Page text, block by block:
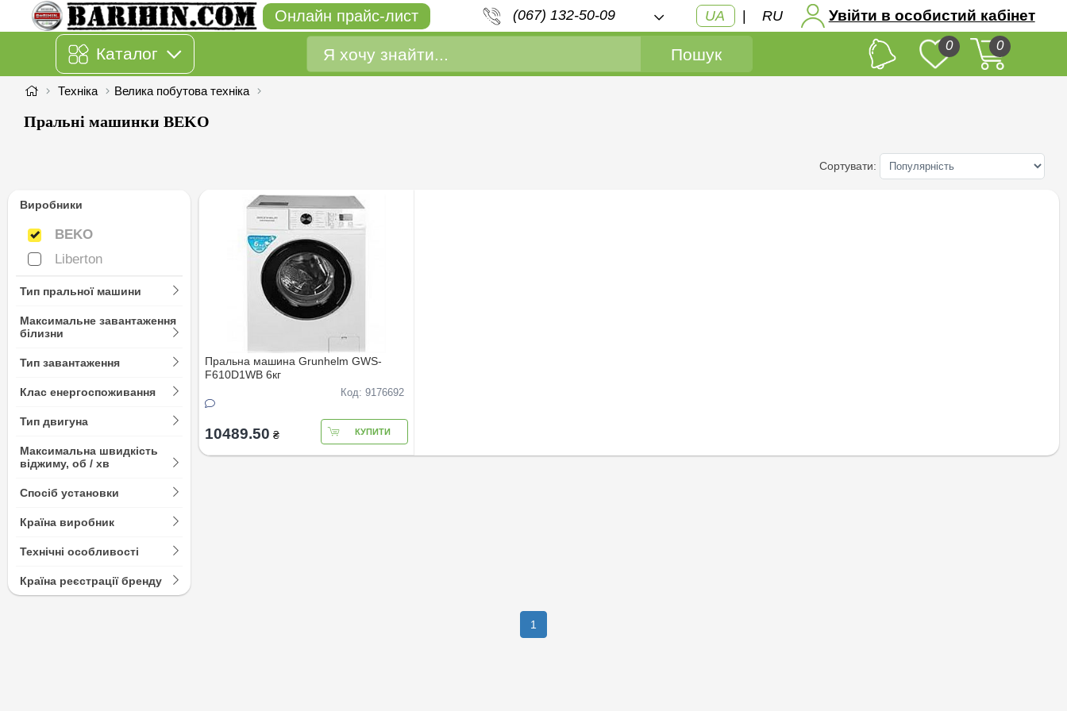
Онлайн прайс-лист (067) 132-50-09 UA | RU Увійти в особистий кабінет
Каталог Пошук 0 0
Техніка Велика побутова техніка
Пральні машинки BEKO
Сортувати:
Виробники
BEKO
BEKO
Liberton
Liberton
Тип пральної машини
Максимальне завантаження
білизни
Тип завантаження
Клас енергоспоживання
Тип двигуна
Максимальна швидкість
віджиму, об / хв
Спосіб установки
Країна виробник
Технічні особливості
Країна реєстрації бренду
Пральна машина Grunhelm GWS-
F610D1WB 6кг
Код: 9176692
10489.50 ₴ КУПИТИ
1